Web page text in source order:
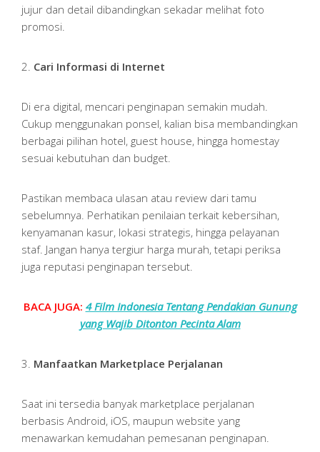
jujur dan detail dibandingkan sekadar melihat foto
promosi.
2. Cari Informasi di Internet
Di era digital, mencari penginapan semakin mudah.
Cukup menggunakan ponsel, kalian bisa membandingkan
berbagai pilihan hotel, guest house, hingga homestay
sesuai kebutuhan dan budget.
Pastikan membaca ulasan atau review dari tamu
sebelumnya. Perhatikan penilaian terkait kebersihan,
kenyamanan kasur, lokasi strategis, hingga pelayanan
staf. Jangan hanya tergiur harga murah, tetapi periksa
juga reputasi penginapan tersebut.
BACA JUGA: 4 Film Indonesia Tentang Pendakian Gunung
yang Wajib Ditonton Pecinta Alam
3. Manfaatkan Marketplace Perjalanan
Saat ini tersedia banyak marketplace perjalanan
berbasis Android, iOS, maupun website yang
menawarkan kemudahan pemesanan penginapan.